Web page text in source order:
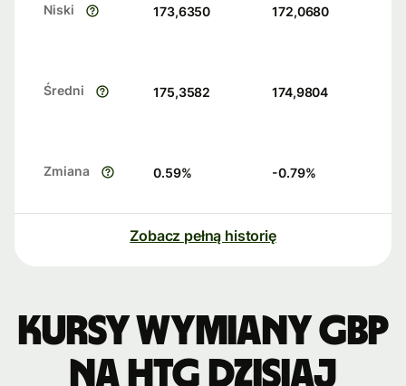
Niski 173,6350 172,0680
Średni 175,3582 174,9804
Zmiana 0.59% -0.79%
Zobacz pełną historię
Kursy wymiany GBP
na HTG dzisiaj